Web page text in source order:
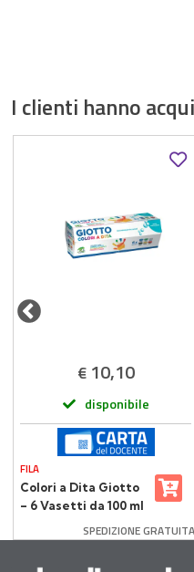
I clienti hanno
€ 10,10
disponibile
FILA
Colori a Dita Giotto
– 6 Vasetti da 100 ml
SPEDIZIONE GRATUITA